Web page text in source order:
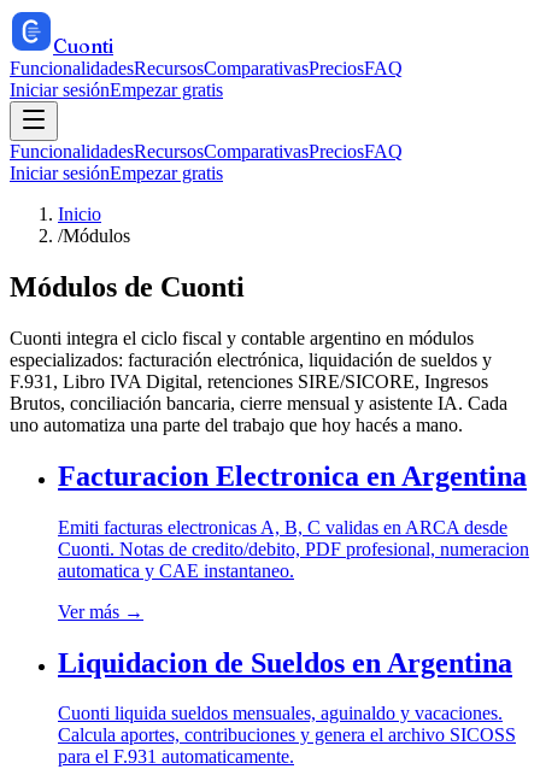
Cuonti
FuncionalidadesRecursosComparativasPreciosFAQ
Iniciar sesiónEmpezar gratis
FuncionalidadesRecursosComparativasPreciosFAQ
Iniciar sesiónEmpezar gratis
Inicio
/Módulos
Módulos de Cuonti
Cuonti integra el ciclo fiscal y contable argentino en módulos
especializados: facturación electrónica, liquidación de sueldos y
F.931, Libro IVA Digital, retenciones SIRE/SICORE, Ingresos
Brutos, conciliación bancaria, cierre mensual y asistente IA. Cada
uno automatiza una parte del trabajo que hoy hacés a mano.
Facturacion Electronica en Argentina
Emiti facturas electronicas A, B, C validas en ARCA desde
Cuonti. Notas de credito/debito, PDF profesional, numeracion
automatica y CAE instantaneo.
Ver más →
Liquidacion de Sueldos en Argentina
Cuonti liquida sueldos mensuales, aguinaldo y vacaciones.
Calcula aportes, contribuciones y genera el archivo SICOSS
para el F.931 automaticamente.